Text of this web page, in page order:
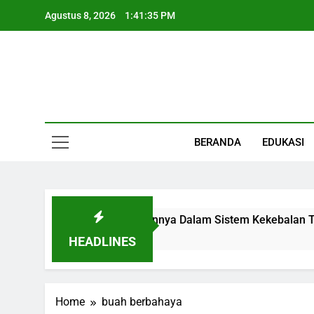
Agustus 8, 2026 1:41:35 PM
BERANDA EDUKASI
HEADLINES
Fungsi, Letak, Dan Perannya Dalam Sistem Kekebalan
Home buah berbahaya